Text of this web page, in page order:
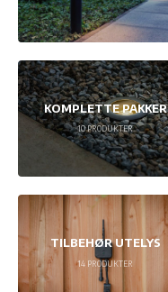
KOMPLETTE PAKKER
10PRODUKTER
TILBEHØR UTELYS
14 PRODUKTER